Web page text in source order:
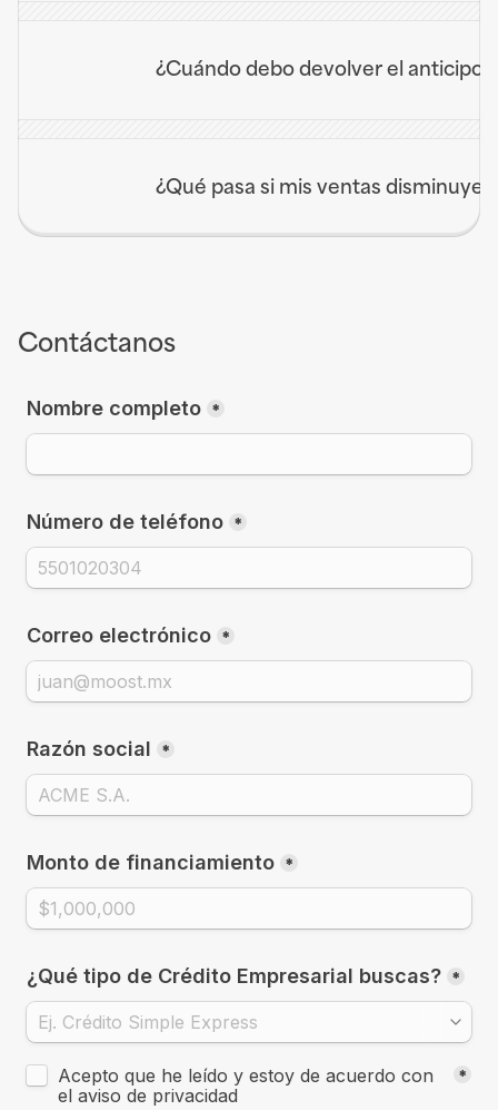
¿Cuándo debo devolver el anticipo?
¿Qué pasa si mis ventas
Contáctanos